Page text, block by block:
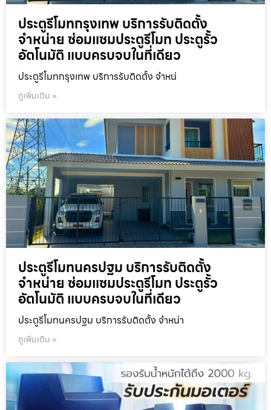
ประตูรีโมทกรุงเทพ บริการรับติดตั้ง
จำหน่าย ซ่อมแซมประตูรีโมท ประตูรั้ว
อัตโนมัติ แบบครบจบในที่เดียว
ประตูรีโมทกรุงเทพ บริการรับติดตั้ง จำหน่
ดูเพิ่มเติม »
ประตูรีโมทนครปฐม บริการรับติดตั้ง
จำหน่าย ซ่อมแซมประตูรีโมท ประตูรั้ว
อัตโนมัติ แบบครบจบในที่เดียว
ประตูรีโมทนครปฐม บริการรับติดตั้ง จำหน่า
ดูเพิ่มเติม »